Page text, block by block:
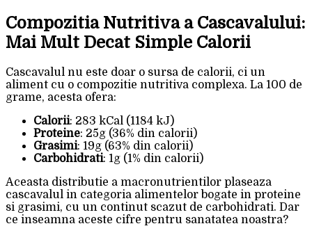
Compozitia Nutritiva a Cascavalului:
Mai Mult Decat Simple Calorii
Cascavalul nu este doar o sursa de calorii, ci un
aliment cu o compozitie nutritiva complexa. La 100 de
grame, acesta ofera:
Calorii: 283 kCal (1184 kJ)
Proteine: 25g (36% din calorii)
Grasimi: 19g (63% din calorii)
Carbohidrati: 1g (1% din calorii)
Aceasta distributie a macronutrientilor plaseaza
cascavalul in categoria alimentelor bogate in proteine
si grasimi, cu un continut scazut de carbohidrati. Dar
ce inseamna aceste cifre pentru sanatatea noastra?